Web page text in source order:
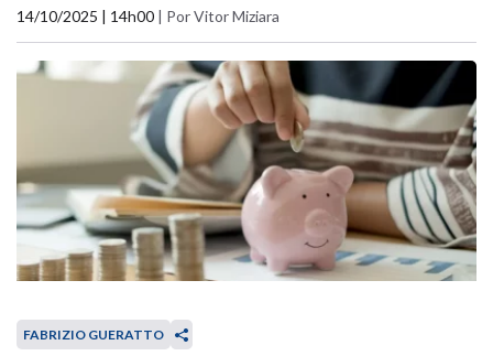
14/10/2025 | 14h00 | Por Vitor Miziara
FABRIZIO GUERATTO